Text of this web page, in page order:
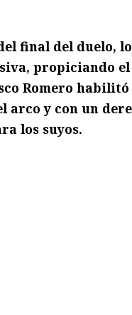
final del duelo,
propiciando
Romero
arco y con un
los suyos.